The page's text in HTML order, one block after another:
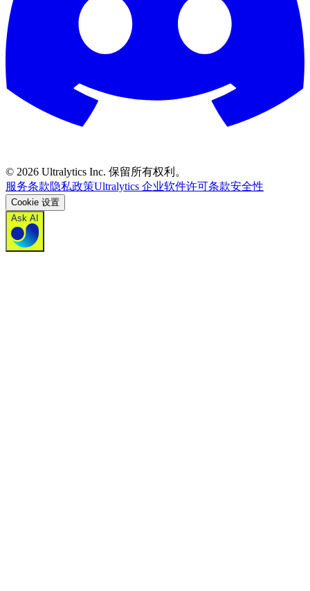
© 2026 Ultralytics Inc. 保留所有权利。
服务条款隐私政策Ultralytics 企业软件许可条款安全性
Cookie 设置
Ask AI